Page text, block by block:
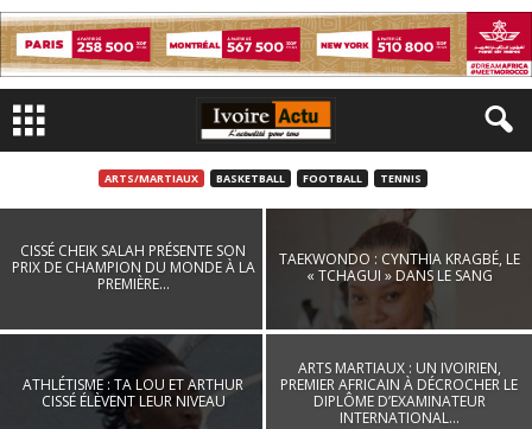
ARTS/MARTIAUX BASKETBALL FOOTBALL TENNIS
9ÈMES JEUX DE LA FRANCOPHONIE : LE
MAROC TERMINE EN TÊTE DU CLASSEMENT
DES MÉDAILLES
7 août 2023
CISSÉ CHEIK SALAH PRÉSENTE SON
PRIX DE CHAMPION DU MONDE À LA
PREMIÈRE...
TAEKWONDO : CYNTHIA KRAGBÉ, LE
« TCHAGUI » DANS LE SANG
ATHLÉTISME : TA LOU ET ARTHUR
CISSÉ ÉLÈVENT LEUR NIVEAU
ARTS MARTIAUX : UN IVOIRIEN,
PREMIER AFRICAIN À DÉCROCHER LE
DIPLÔME D’EXAMINATEUR
INTERNATIONAL...